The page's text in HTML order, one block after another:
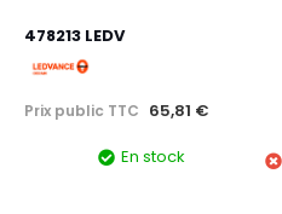
478213 LEDV
Prix public TTC 65,81 €
En stock